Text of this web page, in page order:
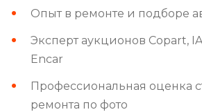
Опыт в ремонте и подборе
Эксперт аукционов Copart,
Encar
Профессиональная оценка
ремонта по фото